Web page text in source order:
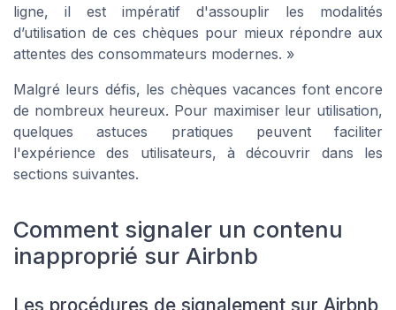
ligne, il est impératif d'assouplir les modalités
d’utilisation de ces chèques pour mieux répondre aux
attentes des consommateurs modernes. »
Malgré leurs défis, les chèques vacances font encore
de nombreux heureux. Pour maximiser leur utilisation,
quelques astuces pratiques peuvent faciliter
l'expérience des utilisateurs, à découvrir dans les
sections suivantes.
Comment signaler un contenu
inapproprié sur Airbnb
Les procédures de signalement sur Airbnb